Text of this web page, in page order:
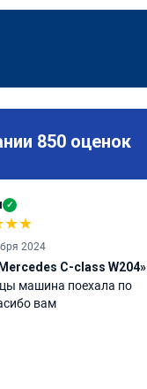
850 оценок
✓
★★
2024
C-class W204»
машина поехала по
вам